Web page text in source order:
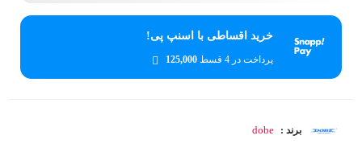
خرید اقساطی با اسنپ پی!
پرداخت در 4 قسط 125,000
برند : dobe